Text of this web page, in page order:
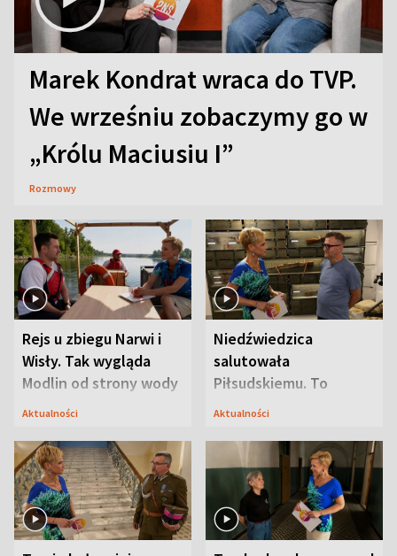
Marek Kondrat wraca do TVP.
We wrześniu zobaczymy go w
„Królu Maciusiu I”
Rozmowy
Rejs u zbiegu Narwi i
Wisły. Tak wygląda
Modlin od strony wody
Aktualności
Niedźwiedzica
salutowała
Piłsudskiemu. To
niejedyna tajemnica
Aktualności